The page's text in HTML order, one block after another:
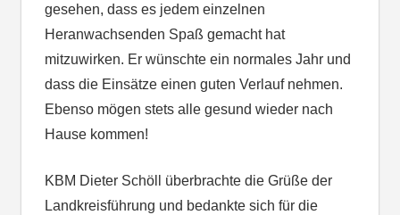
gesehen, dass es jedem einzelnen
Heranwachsenden Spaß gemacht hat
mitzuwirken. Er wünschte ein normales Jahr und
dass die Einsätze einen guten Verlauf nehmen.
Ebenso mögen stets alle gesund wieder nach
Hause kommen!
KBM Dieter Schöll überbrachte die Grüße der
Landkreisführung und bedankte sich für die